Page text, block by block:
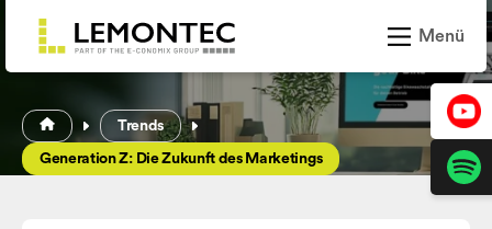
Menü
Leistungen
Projekte
Trends
Generation Z: Die Zukunft des Marketings